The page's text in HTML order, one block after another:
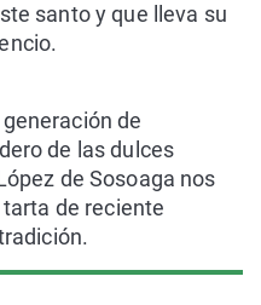
santo y que lleva su
de
de las dulces
de Sosoaga nos
de reciente